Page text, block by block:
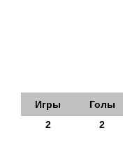
Игры Голы
2
2